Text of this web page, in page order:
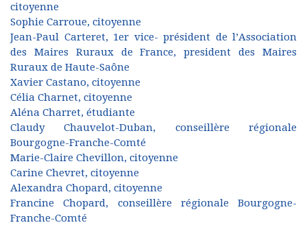
citoyenne
Sophie Carroue, citoyenne
Jean-Paul Carteret, 1er vice- président de l’Association
des Maires Ruraux de France, president des Maires
Ruraux de Haute-Saône
Xavier Castano, citoyenne
Célia Charnet, citoyenne
Aléna Charret, étudiante
Claudy Chauvelot-Duban, conseillère régionale
Bourgogne-Franche-Comté
Marie-Claire Chevillon, citoyenne
Carine Chevret, citoyenne
Alexandra Chopard, citoyenne
Francine Chopard, conseillère régionale Bourgogne-
Franche-Comté